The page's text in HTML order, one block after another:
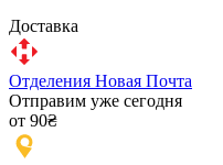
Доставка
Отделения Новая Почта
Отправим уже сегодня
от 90₴